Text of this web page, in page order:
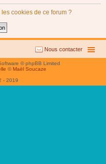
cookies de ce forum ?
Nous contacter
© phpBB Limited
© Maël Soucaze
- 2019